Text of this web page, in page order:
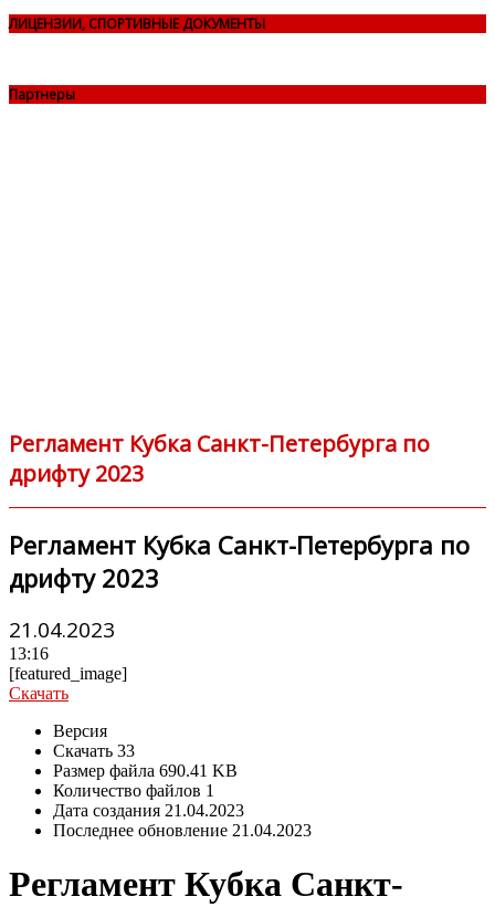
ЛИЦЕНЗИИ, СПОРТИВНЫЕ ДОКУМЕНТЫ
Партнеры
Регламент Кубка Санкт-Петербурга по
дрифту 2023
Регламент Кубка Санкт-Петербурга по
дрифту 2023
21.04.2023
13:16
[featured_image]
Скачать
Версия
Скачать 33
Размер файла 690.41 KB
Количество файлов 1
Дата создания 21.04.2023
Последнее обновление 21.04.2023
Регламент Кубка Санкт-